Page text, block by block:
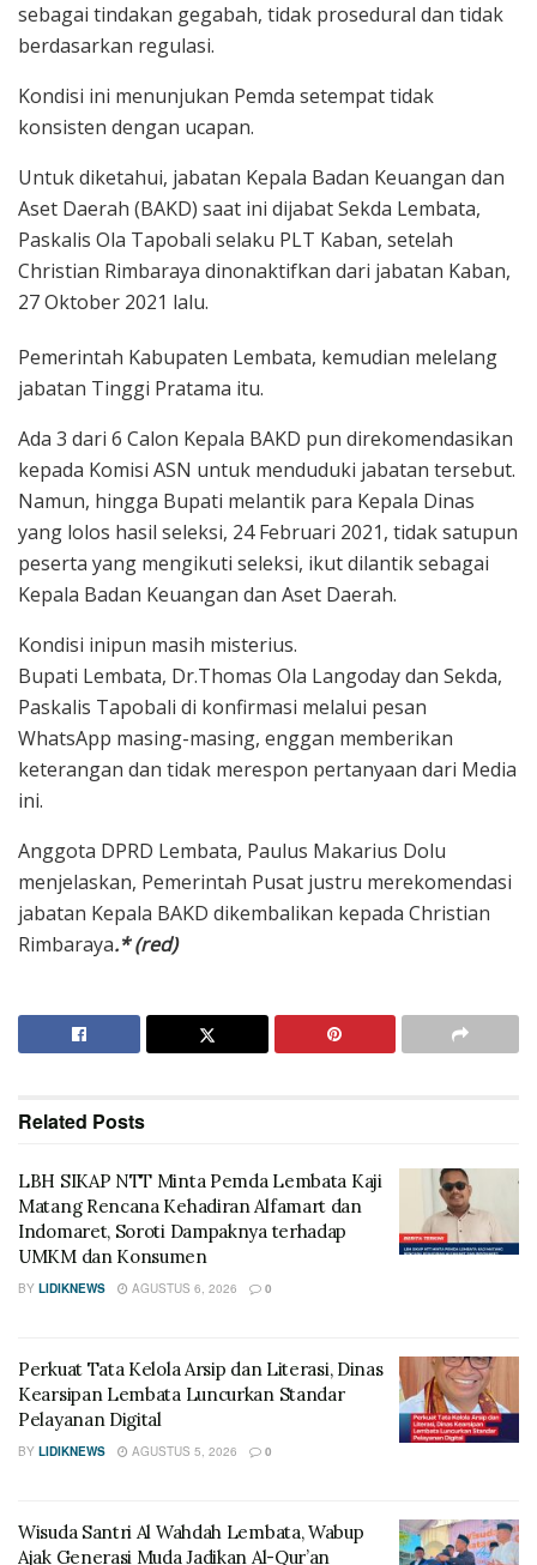
sebagai tindakan gegabah, tidak prosedural dan tidak
berdasarkan regulasi.
Kondisi ini menunjukan Pemda setempat tidak
konsisten dengan ucapan.
Untuk diketahui, jabatan Kepala Badan Keuangan dan
Aset Daerah (BAKD) saat ini dijabat Sekda Lembata,
Paskalis Ola Tapobali selaku PLT Kaban, setelah
Christian Rimbaraya dinonaktifkan dari jabatan Kaban,
27 Oktober 2021 lalu.
Pemerintah Kabupaten Lembata, kemudian melelang
jabatan Tinggi Pratama itu.
Ada 3 dari 6 Calon Kepala BAKD pun direkomendasikan
kepada Komisi ASN untuk menduduki jabatan tersebut.
Namun, hingga Bupati melantik para Kepala Dinas
yang lolos hasil seleksi, 24 Februari 2021, tidak satupun
peserta yang mengikuti seleksi, ikut dilantik sebagai
Kepala Badan Keuangan dan Aset Daerah.
Kondisi inipun masih misterius.
Bupati Lembata, Dr.Thomas Ola Langoday dan Sekda,
Paskalis Tapobali di konfirmasi melalui pesan
WhatsApp masing-masing, enggan memberikan
keterangan dan tidak merespon pertanyaan dari Media
ini.
Anggota DPRD Lembata, Paulus Makarius Dolu
menjelaskan, Pemerintah Pusat justru merekomendasi
jabatan Kepala BAKD dikembalikan kepada Christian
Rimbaraya.* (red)
Related Posts
LBH SIKAP NTT Minta Pemda Lembata Kaji
Matang Rencana Kehadiran Alfamart dan
Indomaret, Soroti Dampaknya terhadap
UMKM dan Konsumen
BY LIDIKNEWS AGUSTUS 6, 2026 0
Perkuat Tata Kelola Arsip dan Literasi, Dinas
Kearsipan Lembata Luncurkan Standar
Pelayanan Digital
BY LIDIKNEWS AGUSTUS 5, 2026 0
Wisuda Santri Al Wahdah Lembata, Wabup
Ajak Generasi Muda Jadikan Al-Qur’an